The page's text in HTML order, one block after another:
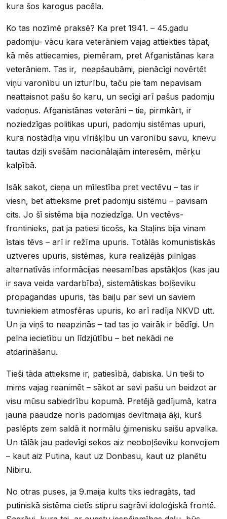
kura šos karogus pacēla.
Ko tas nozīmē praksē? Ka pret 1941. – 45.gadu
padomju- vācu kara veterāniem vajag attiekties tāpat,
kā mēs attiecamies, piemēram, pret Afganistānas kara
veterāniem. Tas ir, neapšaubāmi, pienācīgi novērtēt
viņu varonību un izturību, taču pie tam nepavisam
neattaisnot pašu šo karu, un secīgi arī pašus padomju
vadoņus. Afganistānas veterāni – tie, pirmkārt, ir
noziedzīgas politikas upuri, padomju sistēmas upuri,
kura nostādīja viņu vīrišķību un varonību savu, krievu
tautas dziļi svešām nacionālajām interesēm, mērķu
kalpībā.
Isāk sakot, cieņa un mīlestība pret vectēvu – tas ir
viesn, bet attieksme pret padomju sistēmu – pavisam
cits. Jo šī sistēma bija noziedzīga. Un vectēvs-
frontinieks, pat ja patiesi ticošs, ka Staļins bija vinam
īstais tēvs – arī ir režīma upuris. Totālās komunistiskās
uztveres upuris, sistēmas, kura realizējās pilnīgas
alternatīvās informācijas neesamības apstākļos (kas jau
ir sava veida vardarbība), sistemātiskas boļševiku
propagandas upuris, tās baiļu par sevi un saviem
tuviniekiem atmosfēras upuris, ko arī radīja NKVD utt.
Un ja viņš to neapzinās – tad tas jo vairāk ir bēdīgi. Un
pelna iecietību un līdzjūtību – bet nekādi ne
atdarināšanu.
Tieši tāda attieksme ir, patiesībā, dabiska. Un tieši to
mims vajag reanimēt – sākot ar sevi pašu un beidzot ar
visu mūsu sabiedrību kopumā. Pretējā gadījumā, katra
jauna paaudze norīs padomijas devītmaija āķi, kurš
paslēpts zem saldā it normālu ģimenisku saišu apvalka.
Un tālāk jau padevīgi sekos aiz neoboļševiku konvojiem
– kaut aiz Putina, kaut uz Donbasu, kaut uz planētu
Nibiru.
No otras puses, ja 9.maija kults tiks iedragāts, tad
putiniskā sistēma cietīs stipru sagrāvi idoloģiskā frontē.